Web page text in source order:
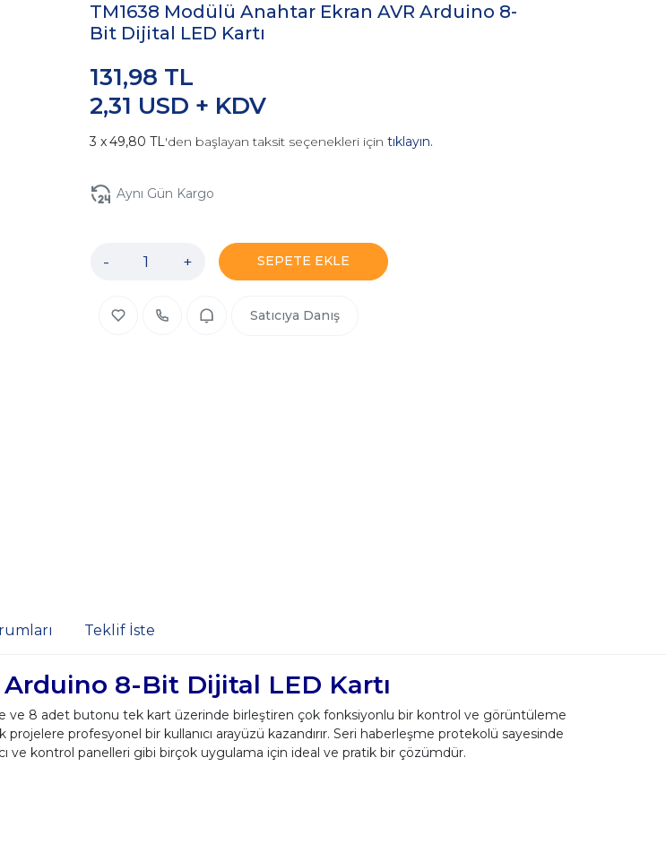
TM1638 Modülü Anahtar Ekran AVR Arduino 8-
Bit Dijital LED Kartı
2,31 USD + KDV
131,98 TL
49,80 TL'den başlayan taksit seçenekleri için tıklayın.
Aynı Gün Kargo
- + SEPETE EKLE
Satıcıya Danış
Teklif İste
8-Bit Dijital LED Kartı
8 adet butonu tek kart üzerinde birleştiren çok fonksiyonlu bir kontrol ve görüntüleme
profesyonel bir kullanıcı arayüzü kazandırır. Seri haberleşme protekolü sayesinde
ve kontrol panelleri gibi birçok uygulama için ideal ve pratik bir çözümdür.